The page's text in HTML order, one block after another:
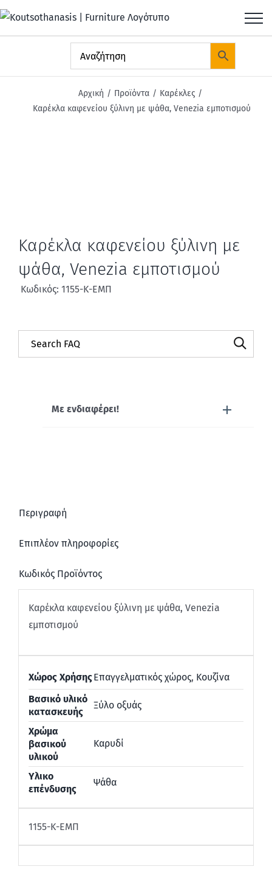
Μετάβαση
στο
Αρχική Προϊόντα
Καρέκλες
Καρέκλα καφενείου ξύλινη με ψάθα, Venezia εμποτισμού
Καρέκλα καφενείου ξύλινη με
ψάθα, Venezia εμποτισμού
Κωδικός: 1155-Κ-ΕΜΠ
Με ενδιαφέρει!
Περιγραφή
Επιπλέον πληροφορίες
Κωδικός Προϊόντος
Καρέκλα καφενείου ξύλινη με ψάθα, Venezia
εμποτισμού
Χώρος ΧρήσηςΕπαγγελματικός χώρος, Κουζίνα
Βασικό υλικό
κατασκευής
Ξύλο οξυάς
Χρώμα
βασικού
υλικού
Καρυδί
Υλικο
επένδυσης
Ψάθα
1155-Κ-ΕΜΠ